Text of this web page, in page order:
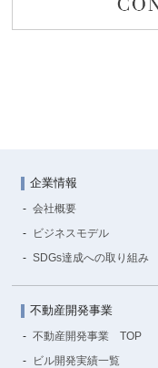
企業情報
会社概要
ビジネスモデル
SDGs達成への取り組み
不動産開発事業
不動産開発事業 TOP
ビル開発実績一覧